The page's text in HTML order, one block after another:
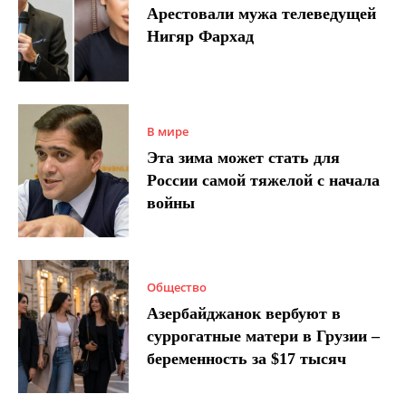
Арестовали мужа телеведущей
Нигяр Фархад
В мире
Эта зима может стать для
России самой тяжелой с начала
войны
Общество
Азербайджанок вербуют в
суррогатные матери в Грузии –
беременность за $17 тысяч